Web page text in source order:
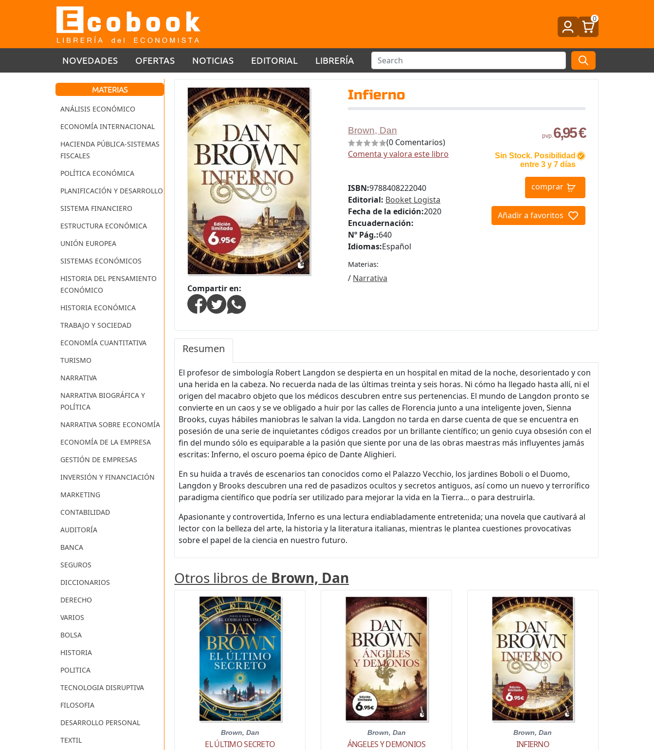
0
NOVEDADES OFERTAS NOTICIAS EDITORIAL LIBRERÍA
MATERIAS
ANÁLISIS ECONÓMICO
ECONOMÍA INTERNACIONAL
HACIENDA PÚBLICA-SISTEMAS
FISCALES
POLÍTICA ECONÓMICA
PLANIFICACIÓN Y DESARROLLO
SISTEMA FINANCIERO
ESTRUCTURA ECONÓMICA
UNIÓN EUROPEA
SISTEMAS ECONÓMICOS
HISTORIA DEL PENSAMIENTO
ECONÓMICO
HISTORIA ECONÓMICA
TRABAJO Y SOCIEDAD
ECONOMÍA CUANTITATIVA
TURISMO
NARRATIVA
NARRATIVA BIOGRÁFICA Y
POLÍTICA
NARRATIVA SOBRE ECONOMÍA
ECONOMÍA DE LA EMPRESA
GESTIÓN DE EMPRESAS
INVERSIÓN Y FINANCIACIÓN
MARKETING
CONTABILIDAD
AUDITORÍA
BANCA
SEGUROS
DICCIONARIOS
DERECHO
VARIOS
BOLSA
HISTORIA
POLITICA
TECNOLOGIA DISRUPTIVA
FILOSOFIA
DESARROLLO PERSONAL
TEXTIL
Infierno
Compartir en:
Brown, Dan
(0 Comentarios)
Comenta y valora este libro
pvp. 6,95 €
Sin Stock. Posibilidad
entre 3 y 7 días
comprar
Añadir a favoritos
ISBN:9788408222040
Editorial: Booket Logista
Fecha de la edición:2020
Encuadernación:
Nº Pág.:640
Idiomas:Español
Materias:
/ Narrativa
Resumen
El profesor de simbología Robert Langdon se despierta en un hospital en mitad de la noche, desorientado y con
una herida en la cabeza. No recuerda nada de las últimas treinta y seis horas. Ni cómo ha llegado hasta allí, ni el
origen del macabro objeto que los médicos descubren entre sus pertenencias. El mundo de Langdon pronto se
convierte en un caos y se ve obligado a huir por las calles de Florencia junto a una inteligente joven, Sienna
Brooks, cuyas hábiles maniobras le salvan la vida. Langdon no tarda en darse cuenta de que se encuentra en
posesión de una serie de inquietantes códigos creados por un brillante científico; un genio cuya obsesión con el
fin del mundo sólo es equiparable a la pasión que siente por una de las obras maestras más influyentes jamás
escritas: Inferno, el oscuro poema épico de Dante Alighieri.
En su huida a través de escenarios tan conocidos como el Palazzo Vecchio, los jardines Boboli o el Duomo,
Langdon y Brooks descubren una red de pasadizos ocultos y secretos antiguos, así como un nuevo y terrorífico
paradigma científico que podría ser utilizado para mejorar la vida en la Tierra... o para destruirla.
Apasionante y controvertida, Inferno es una lectura endiabladamente entretenida; una novela que cautivará al
lector con la belleza del arte, la historia y la literatura italianas, mientras le plantea cuestiones provocativas
sobre el papel de la ciencia en nuestro futuro.
Otros libros de Brown, Dan
Brown, Dan
EL ÚLTIMO SECRETO
Brown, Dan
ÁNGELES Y DEMONIOS
Brown, Dan
INFIERNO